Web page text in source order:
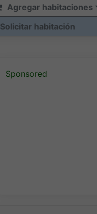
Agregar habitaciones
Solicitar habitación
Sponsored